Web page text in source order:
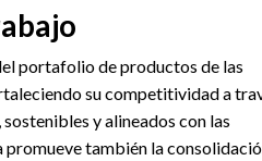
portafolio de productos de las
su competitividad a
y alineados con las
promueve también la